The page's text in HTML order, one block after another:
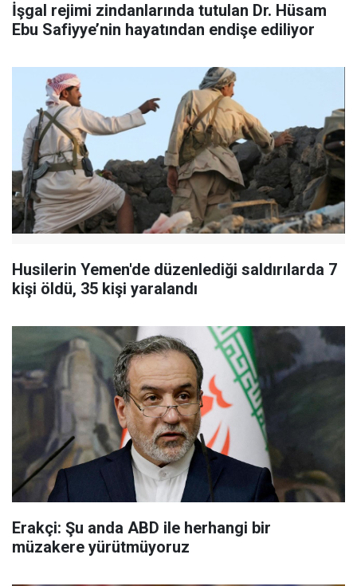
İşgal rejimi zindanlarında tutulan Dr. Hüsam
Ebu Safiyye’nin hayatından endişe ediliyor
Husilerin Yemen'de düzenlediği saldırılarda 7
kişi öldü, 35 kişi yaralandı
Erakçi: Şu anda ABD ile herhangi bir
müzakere yürütmüyoruz